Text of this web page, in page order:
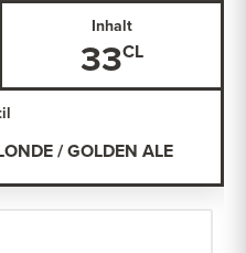
Inhalt
33
/ GOLDEN ALE